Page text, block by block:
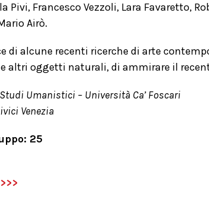
Pivi, Francesco Vezzoli, Lara Favaretto,
Airò.
di alcune recenti ricerche di arte
altri oggetti naturali, di ammirare il
Umanistici – Università Ca’ Foscari
Venezia
25